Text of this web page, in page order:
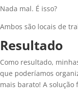
Nada mal. É isso?
Ambos são locais de
Resultado
Como resultado,
que poderíamos
mais barato! A